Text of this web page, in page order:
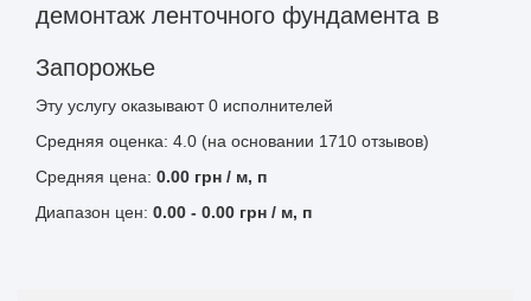
демонтаж ленточного фундамента в
Запорожье
Эту услугу оказывают0 исполнителей
Средняя оценка: 4.0 (на основании 1710 отзывов)
Средняя цена: 0.00 грн / м, п
Диапазон цен: 0.00 - 0.00 грн / м, п